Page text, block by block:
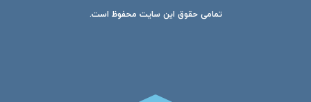
تمامی حقوق این سایت محفوظ است.